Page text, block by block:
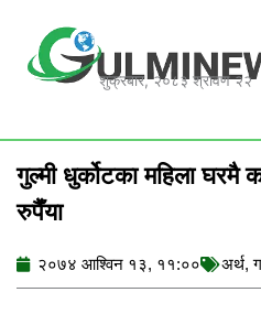
content
शुक्रबार, २०८३ श्रावण २२
गुल्मी धुर्कोटका महिला
रुपैँया
२०७४ आश्विन १३, ११:०० अर्थ,